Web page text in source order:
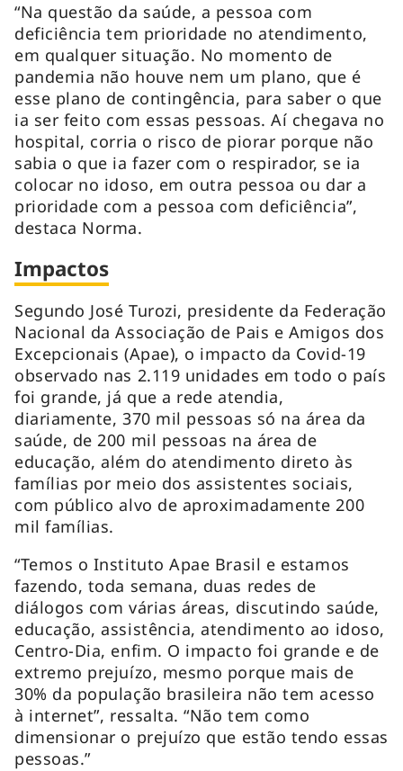
“Na questão da saúde, a pessoa com
deficiência tem prioridade no atendimento,
em qualquer situação. No momento de
pandemia não houve nem um plano, que é
esse plano de contingência, para saber o que
ia ser feito com essas pessoas. Aí chegava no
hospital, corria o risco de piorar porque não
sabia o que ia fazer com o respirador, se ia
colocar no idoso, em outra pessoa ou dar a
prioridade com a pessoa com deficiência”,
destaca Norma.
Impactos
Segundo José Turozi, presidente da Federação
Nacional da Associação de Pais e Amigos dos
Excepcionais (Apae), o impacto da Covid-19
observado nas 2.119 unidades em todo o país
foi grande, já que a rede atendia,
diariamente, 370 mil pessoas só na área da
saúde, de 200 mil pessoas na área de
educação, além do atendimento direto às
famílias por meio dos assistentes sociais,
com público alvo de aproximadamente 200
mil famílias.
“Temos o Instituto Apae Brasil e estamos
fazendo, toda semana, duas redes de
diálogos com várias áreas, discutindo saúde,
educação, assistência, atendimento ao idoso,
Centro-Dia, enfim. O impacto foi grande e de
extremo prejuízo, mesmo porque mais de
30% da população brasileira não tem acesso
à internet”, ressalta. “Não tem como
dimensionar o prejuízo que estão tendo essas
pessoas.”